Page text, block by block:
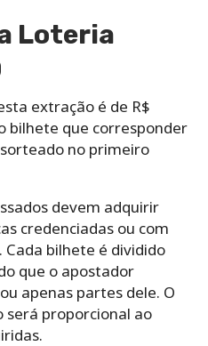
Loteria
extração é de R$
bilhete que corresponder
no primeiro
devem adquirir
credenciadas ou com
bilhete é dividido
que o apostador
apenas partes dele. O
será proporcional ao